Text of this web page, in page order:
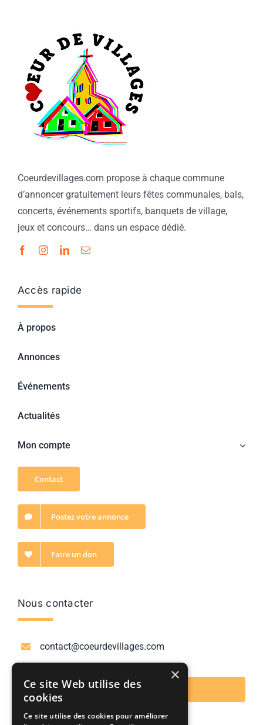
Coeurdevillages.com propose à chaque commune
d’annoncer gratuitement leurs fêtes communales, bals,
concerts, événements sportifs, banquets de village,
jeux et concours… dans un espace dédié.
Accès rapide
À propos
Annonces
Événements
Actualités
Mon compte
Contact
Postez votre annonce
Faire un don
Nous contacter
contact@coeurdevillages.com
Nous contacter
×
Ce site Web utilise des
cookies
Ce site utilise des cookies pour améliorer